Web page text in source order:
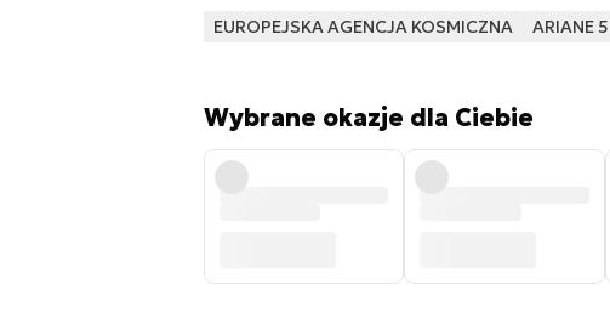
EUROPEJSKA AGENCJA KOSMICZNA ARIANE 5
Wybrane okazje dla Ciebie